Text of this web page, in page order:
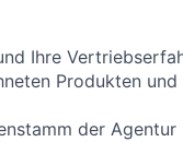
Ihre
Produkten und
der Agentur